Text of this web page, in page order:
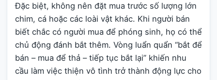
Đặc biệt, không nên đặt mua trước số lượng lớn
chim, cá hoặc các loài vật khác. Khi người bán
biết chắc có người mua để phóng sinh, họ có thể
chủ động đánh bắt thêm. Vòng luẩn quẩn “bắt để
bán – mua để thả – tiếp tục bắt lại” khiến nhu
cầu làm việc thiện vô tình trở thành động lực cho